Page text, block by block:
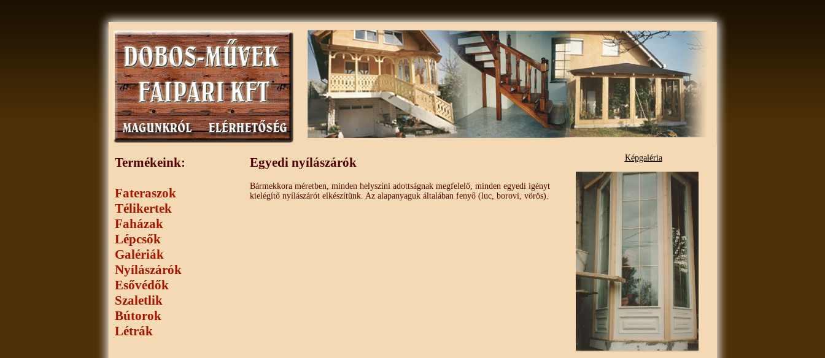
Termékeink:
Fateraszok
Télikertek
Faházak
Lépcsők
Galériák
Nyílászárók
Esővédők
Szaletlik
Bútorok
Létrák
Egyedi nyílászárók
Bármekkora méretben, minden helyszíni adottságnak megfelelő, minden egyedi igényt
kielégítő nyílászárót elkészítünk. Az alapanyaguk általában fenyő (luc, borovi, vörös).
Képgaléria